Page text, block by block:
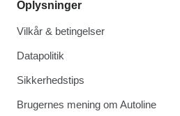
Oplysninger
Vilkår & betingelser
Datapolitik
Sikkerhedstips
Brugernes mening om Autoline